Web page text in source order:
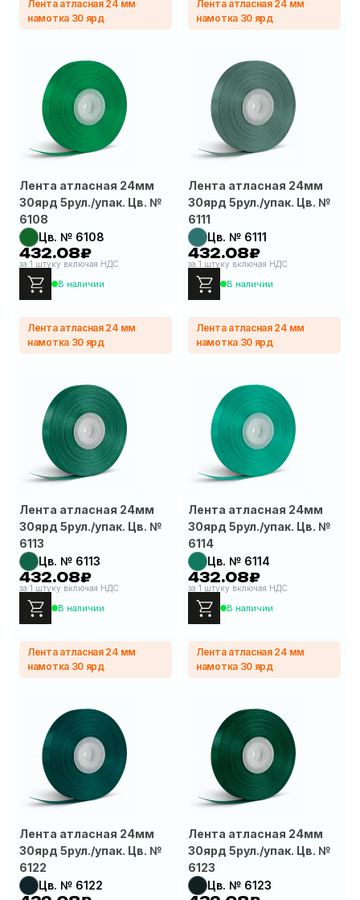
Лента атласная 24 мм
намотка 30 ярд
Лента атласная 24мм
30ярд 5рул./упак. Цв. №
6108
Цв. № 6108
432.08₽
за 1 штуку включая НДС
В наличии
Лента атласная 24 мм
намотка 30 ярд
Лента атласная 24мм
30ярд 5рул./упак. Цв. №
6111
Цв. № 6111
432.08₽
за 1 штуку включая НДС
В наличии
Лента атласная 24 мм
намотка 30 ярд
Лента атласная 24мм
30ярд 5рул./упак. Цв. №
6113
Цв. № 6113
432.08₽
за 1 штуку включая НДС
В наличии
Лента атласная 24 мм
намотка 30 ярд
Лента атласная 24мм
30ярд 5рул./упак. Цв. №
6114
Цв. № 6114
432.08₽
за 1 штуку включая НДС
В наличии
Лента атласная 24 мм
намотка 30 ярд
Лента атласная 24мм
30ярд 5рул./упак. Цв. №
6122
Цв. № 6122
Лента атласная 24 мм
намотка 30 ярд
Лента атласная 24мм
30ярд 5рул./упак. Цв. №
6123
Цв. № 6123